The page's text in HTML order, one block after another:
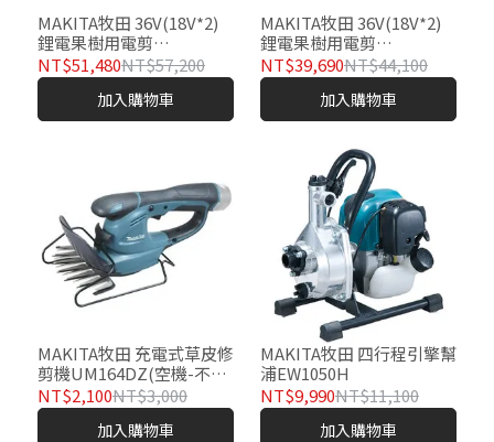
MAKITA牧田 36V(18V*2)
鋰電果樹用電剪
DUP362PG2N
NT$51,480NT$57,200
加入購物車
MAKITA牧田 36V(18V*2)
鋰電果樹用電剪
DUP362ZN(空機)
NT$39,690NT$44,100
加入購物車
MAKITA牧田 充電式草皮修
剪機UM164DZ(空機-不含
充電器及電池)
NT$2,100NT$3,000
加入購物車
MAKITA牧田 四行程引擎幫
浦EW1050H
NT$9,990NT$11,100
加入購物車